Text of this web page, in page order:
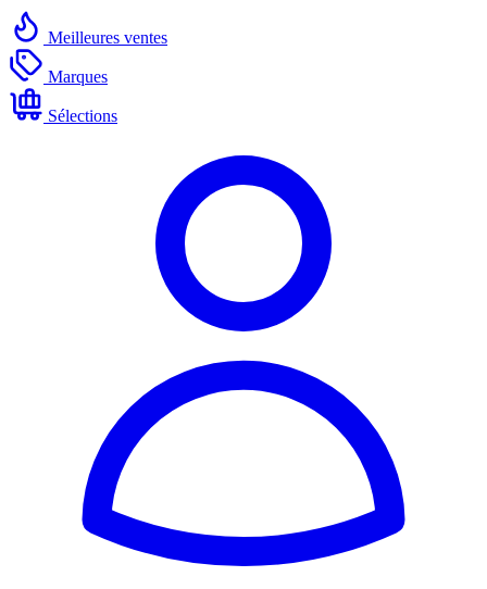
Meilleures ventes
Marques
Sélections